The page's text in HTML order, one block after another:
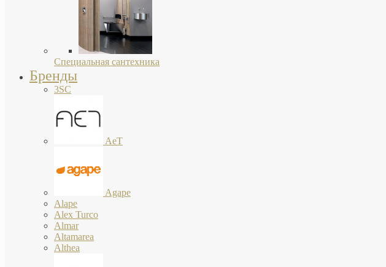
Специальная сантехника
Бренды
3SC
AeT
Agape
Alape
Alex Turco
Almar
Altamarea
Althea